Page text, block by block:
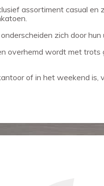
assortiment casual en
zich door
overhemd wordt met trots
of in het weekend is,